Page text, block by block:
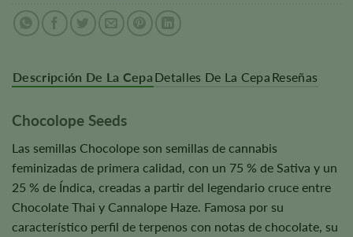
Descripción De La Cepa Detalles De La Cepa Reseñas
Chocolope Seeds
Las semillas Chocolope son semillas de cannabis
feminizadas de primera calidad, con un 75 % de Sativa y un
25 % de Índica, creadas a partir del legendario cruce entre
Chocolate Thai y Cannalope Haze. Famosa por su
característico perfil de terpenos con notas de chocolate, su